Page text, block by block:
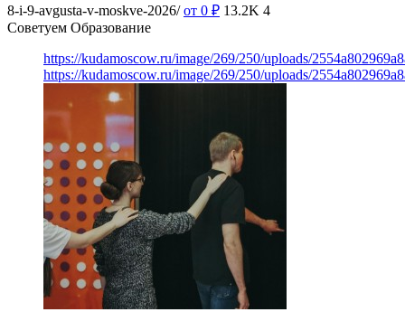
8-i-9-avgusta-v-moskve-2026/ от 0 ₽ 13.2K 4
Советуем Образование
https://kudamoscow.ru/image/269/250/uploads/
https://kudamoscow.ru/image/269/250/uploads/